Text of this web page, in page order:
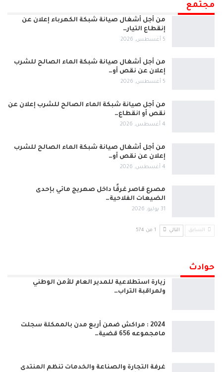
مجتمع
من أجل أشغال صيانة شبكة الكهرباء إعلان عن
إنقطاع التيار…
5 أغسطس, 2026
من أجل أشغال صيانة شبكة الماء الصالح للشرب
إعلان عن نقص أو…
5 أغسطس, 2026
من أجل صيانة شبكة الماء الصالح للشرب إعلان عن
نقص أو انقطاع…
4 أغسطس, 2026
من أجل أشغال صيانة شبكة الماء الصالح للشرب
إعلان عن نقص أو…
4 أغسطس, 2026
مصرع قاصر غرقًا داخل صهريج مائي بإحدى
الضيعات الفلاحية…
31 يوليو, 2026
السابق التالي 1 من 574
حوادث
زيارة استطلاعية للمدير العام للأمن الوطني
ولمراقبة التراب…
2024 : مراكش ضمن أربع مدن بالممكلة سجلت
مامجموعه 656 قضية…
غرفة التجارة والصناعة والخدمات تنظم المنتدى